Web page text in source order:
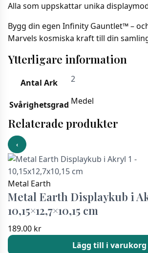
Alla som uppskattar unika
Bygg din egen Infinity Gauntlet™ –
Marvels kosmiska kraft till din
Ytterligare information
Antal Ark 2
Svårighetsgrad Medel
Relaterade produkter
‹
Metal Earth
Metal Earth Displaykub i
10,15×12,7×10,15 cm
189.00 kr
Lägg till i varukorg